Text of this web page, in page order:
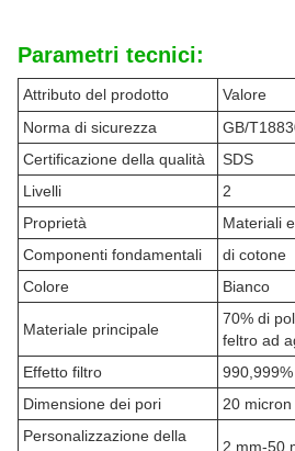
Parametri tecnici:
Attributo del prodotto
Valore
Norma di sicurezza
GB/
Certificazione della qualità
SDS
Livelli
2
Proprietà
Materiali
Componenti fondamentali
di cotone
Colore
Bianco
Materiale principale
70% di
feltro ad
Effetto filtro
Dimensione dei pori
20 micron
Personalizzazione della
2 mm-50